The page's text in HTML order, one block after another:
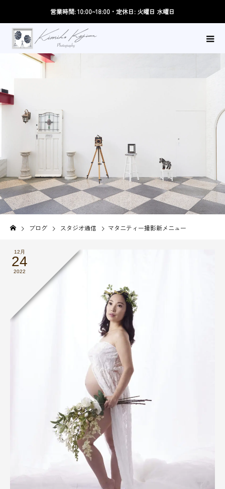
営業時間: 10:00~18:00・定休日: 火曜日 水曜日
ブログ スタジオ通信 マタニティー撮影新メニュー
12月
24
2022